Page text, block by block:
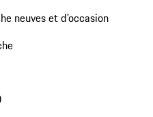
neuves et d'occasion